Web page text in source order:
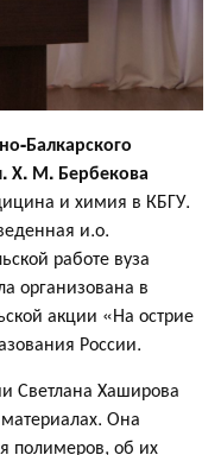
Балкарского
Х. М. Бербекова
и химия в КБГУ.
и.о.
работе вуза
организована в
акции «На острие
России.
Светлана Хаширова
Она
полимеров, об их